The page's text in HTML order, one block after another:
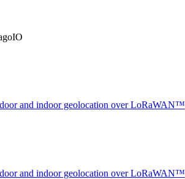
and indoor geolocation over LoRaWAN™
and indoor geolocation over LoRaWAN™